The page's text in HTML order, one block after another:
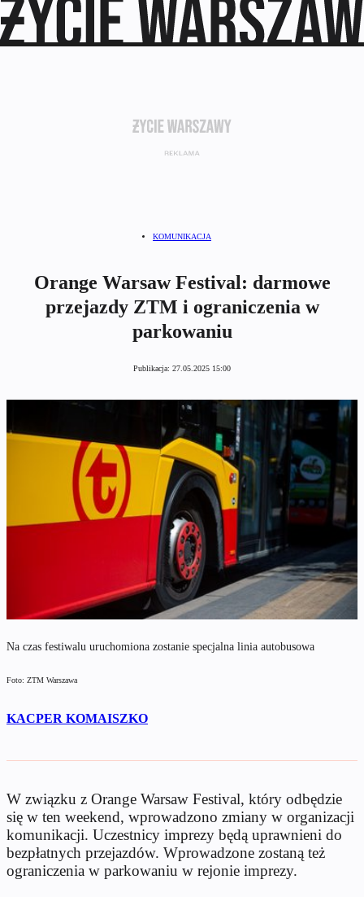
KOMUNIKACJA
Orange Warsaw Festival: darmowe
przejazdy ZTM i ograniczenia w
parkowaniu
Publikacja: 27.05.2025 15:00
Na czas festiwalu uruchomiona zostanie specjalna linia autobusowa
Foto: ZTM Warszawa
KACPER KOMAISZKO
W związku z Orange Warsaw Festival, który odbędzie
się w ten weekend, wprowadzono zmiany w organizacji
komunikacji. Uczestnicy imprezy będą uprawnieni do
bezpłatnych przejazdów. Wprowadzone zostaną też
ograniczenia w parkowaniu w rejonie imprezy.